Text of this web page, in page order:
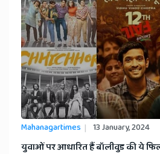
Mahanagartimes 13 January, 2024
युवाओं पर आधारित हैं बॉलीवुड की ये